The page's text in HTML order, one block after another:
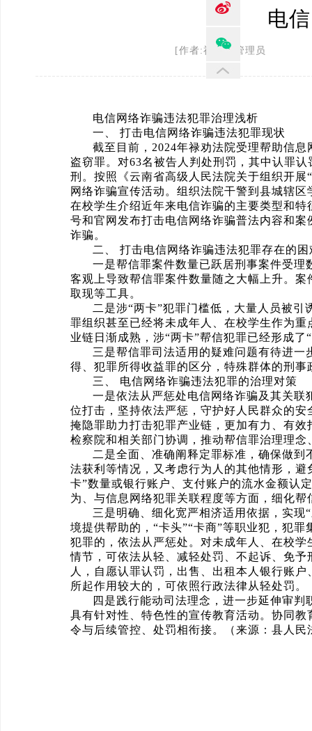
电
[作者:禄劝县管理员 发
电信网络诈骗违法犯罪治理浅析
一、 打击电信网络诈骗违法犯罪现状
截至目前，2024年禄劝法院受理帮助信
盗窃罪。对63名被告人判处刑罚，其中认罪
刑。按照《云南省高级人民法院关于组织开
网络诈骗宣传活动。组织法院干警到县城辖
在校学生介绍近年来电信诈骗的主要类型和
号和官网发布打击电信网络诈骗普法内容和
诈骗。
二、 打击电信网络诈骗违法犯罪存在的困
一是帮信罪案件数量已跃居刑事案件受
客观上导致帮信罪案件数量随之大幅上升。
取现等工具。
二是涉“两卡”犯罪门槛低，大量人员被
罪组织甚至已经将未成年人、在校学生作为
业链日渐成熟，涉“两卡”帮信犯罪已经形成
三是帮信罪司法适用的疑难问题有待进一
得、犯罪所得收益罪的区分，特殊群体的刑
三、 电信网络诈骗违法犯罪的治理对策
一是依法从严惩处电信网络诈骗及其关
位打击，坚持依法严惩，守护好人民群众的
掩隐罪助力打击犯罪产业链，更加有力、有
检察院和相关部门协调，推动帮信罪治理理
二是全面、准确阐释定罪标准，确保做
法获利等情况，又考虑行为人的其他情形，
卡”数量或银行账户、支付账户的流水金额认
为、与信息网络犯罪关联程度等方面，细化
三是明确、细化宽严相济适用依据，实
境提供帮助的，“卡头”“卡商”等职业犯，犯
犯罪的，依法从严惩处。对未成年人、在校
情节，可依法从轻、减轻处罚、不起诉、免
人，自愿认罪认罚，出售、出租本人银行账
所起作用较大的，可依照行政法律从轻处罚。
四是践行能动司法理念，进一步延伸审
具有针对性、特色性的宣传教育活动。协同
令与后续管控、处罚相衔接。（来源：县人